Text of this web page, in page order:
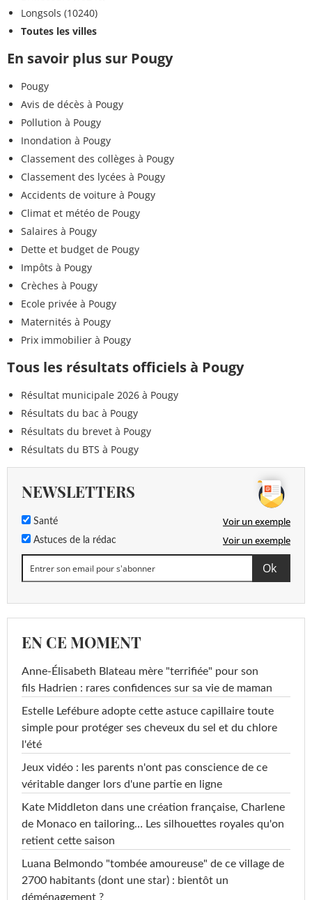
Longsols (10240)
Toutes les villes
En savoir plus sur Pougy
Pougy
Avis de décès à Pougy
Pollution à Pougy
Inondation à Pougy
Classement des collèges à Pougy
Classement des lycées à Pougy
Accidents de voiture à Pougy
Climat et météo de Pougy
Salaires à Pougy
Dette et budget de Pougy
Impôts à Pougy
Crèches à Pougy
Ecole privée à Pougy
Maternités à Pougy
Prix immobilier à Pougy
Tous les résultats officiels à Pougy
Résultat municipale 2026 à Pougy
Résultats du bac à Pougy
Résultats du brevet à Pougy
Résultats du BTS à Pougy
NEWSLETTERS
Santé Voir un exemple
Astuces de la rédac Voir un exemple
EN CE MOMENT
Anne-Élisabeth Blateau mère "terrifiée" pour son
fils Hadrien : rares confidences sur sa vie de maman
Estelle Lefébure adopte cette astuce capillaire toute
simple pour protéger ses cheveux du sel et du chlore
l'été
Jeux vidéo : les parents n'ont pas conscience de ce
véritable danger lors d'une partie en ligne
Kate Middleton dans une création française, Charlene
de Monaco en tailoring… Les silhouettes royales qu'on
retient cette saison
Luana Belmondo "tombée amoureuse" de ce village de
2700 habitants (dont une star) : bientôt un
déménagement ?